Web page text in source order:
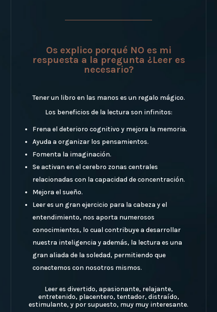
Os explico porqué NO es mi
respuesta a la pregunta ¿Leer es
necesario?
Tener un libro en las manos es un regalo mágico.
Los beneficios de la lectura son infinitos:
Frena el deterioro cognitivo y mejora la memoria.
Ayuda a organizar los pensamientos.
Fomenta la imaginación.
Se activan en el cerebro zonas centrales
relacionadas con la capacidad de concentración.
Mejora el sueño.
Leer es un gran ejercicio para la cabeza y el
entendimiento, nos aporta numerosos
conocimientos, lo cual contribuye a desarrollar
nuestra inteligencia y además, la lectura es una
gran aliada de la soledad, permitiendo que
conectemos con nosotros mismos.
Leer es divertido, apasionante, relajante,
entretenido, placentero, tentador, distraído,
estimulante, y por supuesto, muy muy interesante.